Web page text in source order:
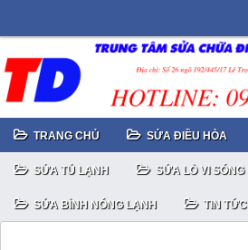
TRANG CHỦ SỬA ĐIỀU HÒA
SỬA TỦ LẠNH SỬA LÒ VI SÓNG
SỬA BÌNH NÓNG LẠNH TIN TỨC